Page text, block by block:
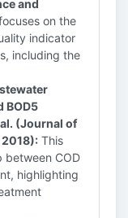
and
on the
indicator
including the
BOD5
(Journal of
2018): This
between COD
highlighting